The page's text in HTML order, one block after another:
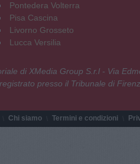
Pontedera Volterra
Pisa Cascina
Livorno Grosseto
Lucca Versilia
di XMedia Group S.r.l - Via
presso il Tribunale di
Chi siamo Termini e condizioni